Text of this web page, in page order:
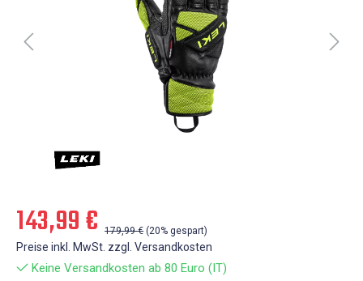
143,99 € 179,99 € (20% gespart)
Preise inkl. MwSt. zzgl. Versandkosten
Keine Versandkosten ab 80 Euro (IT)